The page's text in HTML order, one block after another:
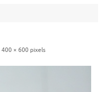
400 × 600 pixels